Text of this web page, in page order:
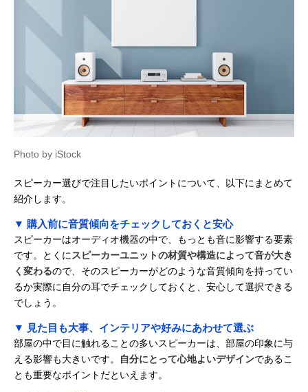
Photo by iStock
スピーカー選びで注目したいポイントについて、以下にまとめて
紹介します。
▼ 購入前に音質傾向をチェックしておくと安心
スピーカーはオーディオ機器の中で、もっとも音に影響する要素
です。とくに スピーカーユニットの材質や構造によって音が大き
く変わるので、そのスピーカーがどのような音質傾向を持ってい
るか実際に自分の耳でチェックしておくと、安心して選択できる
でしょう。
▼ 見た目も大事、インテリアや好みにあわせて選ぶ
部屋の中で目に触れることの多いスピーカーは、部屋の印象に与
える影響も大きいです。
自分にとって心地よいデザインであるこ
とも重要なポイントだといえます。